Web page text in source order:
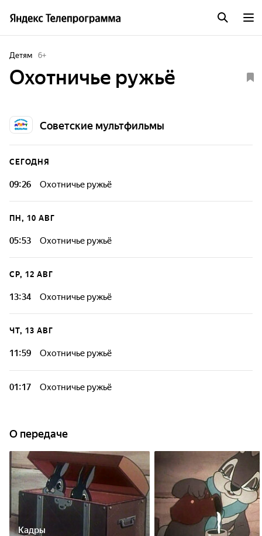
Детям 6+
Охотничье ружьё
Советские мультфильмы
СЕГОДНЯ
09:26 Охотничье ружьё
ПН, 10 АВГ
05:53 Охотничье ружьё
СР, 12 АВГ
13:34 Охотничье ружьё
ЧТ, 13 АВГ
11:59 Охотничье ружьё
01:17 Охотничье ружьё
О передаче
Кадры